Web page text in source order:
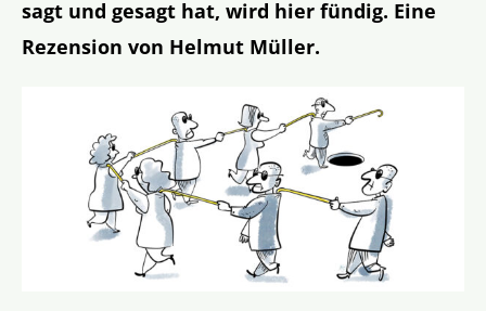
sagt und gesagt hat, wird hier fündig. Eine
Rezension von Helmut Müller.